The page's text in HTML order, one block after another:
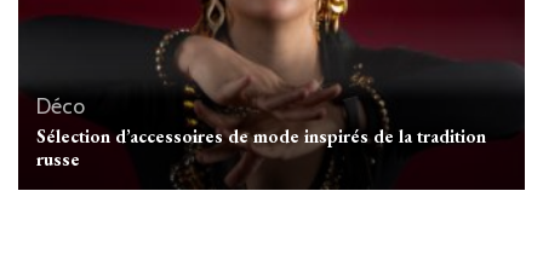
Déco
Sélection d’accessoires de mode inspirés de la tradition
russe